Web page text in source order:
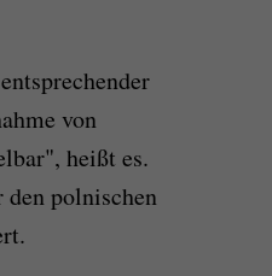
von
heißt es.
polnischen